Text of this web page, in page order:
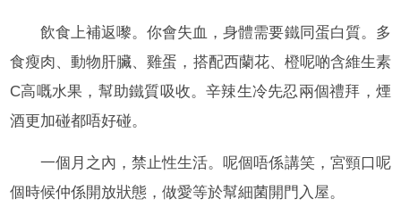
飲食上補返嚟。你會失血，身體需要鐵同蛋白質。多
食瘦肉、動物肝臟、雞蛋，搭配西蘭花、橙呢啲含維生素
C高嘅水果，幫助鐵質吸收。辛辣生冷先忍兩個禮拜，煙
酒更加碰都唔好碰。
一個月之內，禁止性生活。呢個唔係講笑，宮頸口呢
個時候仲係開放狀態，做愛等於幫細菌開門入屋。